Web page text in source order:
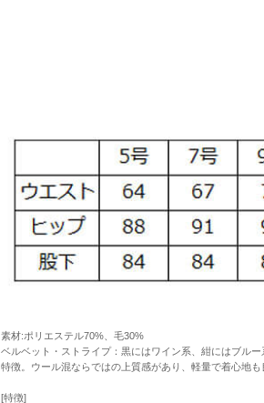
素材:ポリエステル70%、毛30%
ベルベット・ストライプ：黒にはワイン系、紺にはブル
特徴。ウール混ならではの上質感があり、軽量で着心地も
[特徴]